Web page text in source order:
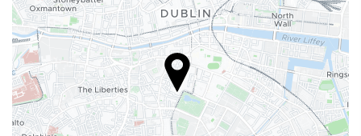
cameră de bagaje
Seif
Schimb valutar
birou de turism